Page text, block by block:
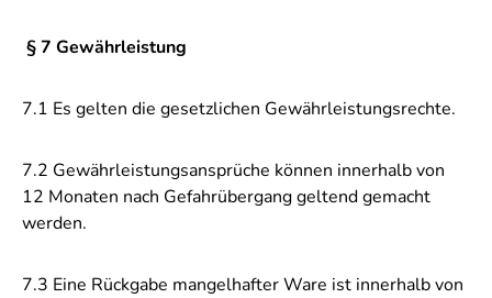
§ 7 Gewährleistung
7.1 Es gelten die gesetzlichen Gewährleistungsrechte.
7.2 Gewährleistungsansprüche können innerhalb von
12 Monaten nach Gefahrübergang geltend gemacht
werden.
7.3 Eine Rückgabe mangelhafter Ware ist innerhalb von